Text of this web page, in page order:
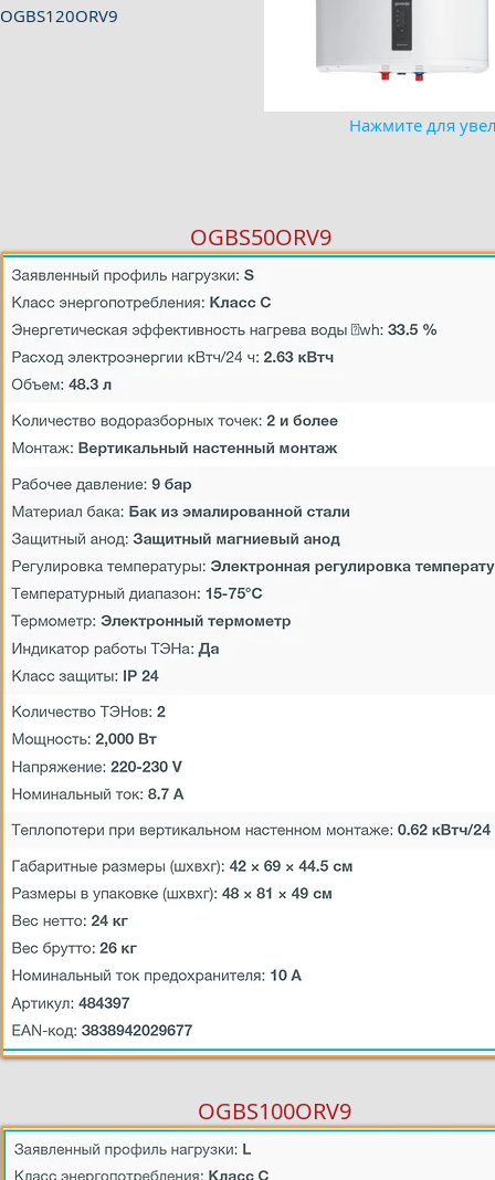
OGBS120ORV9
Нажмите для
OGBS50ORV9
OGBS100ORV9